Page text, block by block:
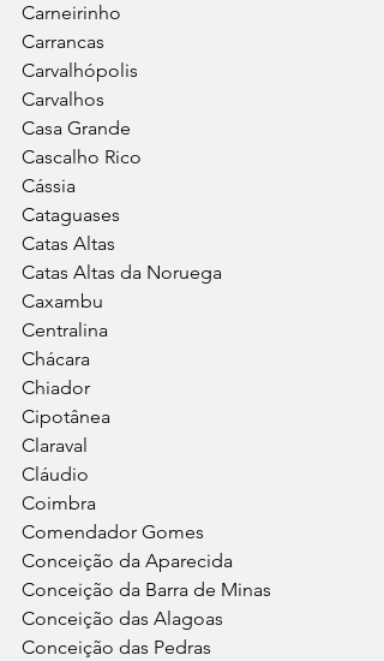
Carneirinho
Carrancas
Carvalhópolis
Carvalhos
Casa Grande
Cascalho Rico
Cássia
Cataguases
Catas Altas
Catas Altas da Noruega
Caxambu
Centralina
Chácara
Chiador
Cipotânea
Claraval
Cláudio
Coimbra
Comendador Gomes
Conceição da Aparecida
Conceição da Barra de Minas
Conceição das Alagoas
Conceição das Pedras